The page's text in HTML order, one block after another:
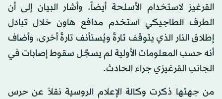
القرغيز لاستخدام الأسلحة أيضاً. وأشار البيان إلى أن
الطرف الطاجيكي استخدم مدافع هاون خلال تبادل
إطلاق النار الذي يتوقف تارةً ويُستأنف تارةً أخرى، وأضاف
أنه حسب المعلومات الأولية لم يسجَّل سقوط إصابات في
الجانب القرغيزي جراء الحادث.
من جهتها ذكرت وكالة الإعلام الروسية نقلاً عن حرس